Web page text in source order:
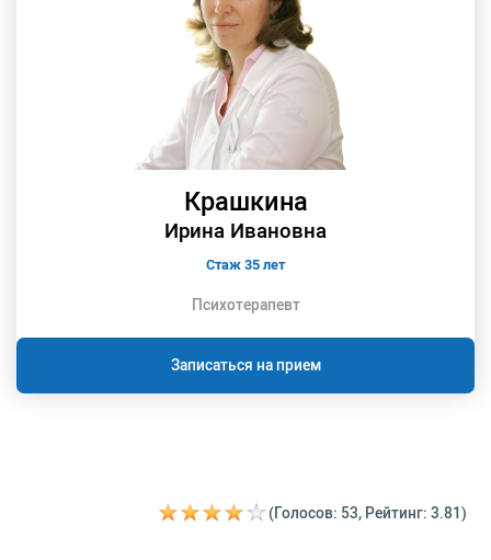
Крашкина
Ирина Ивановна
Стаж 35 лет
Психотерапевт
Записаться на прием
(Голосов: 53, Рейтинг: 3.81)